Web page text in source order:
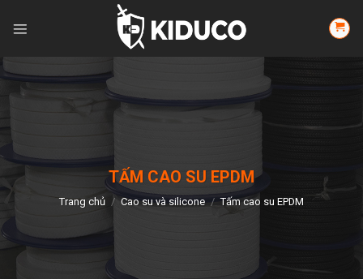
TẤM CAO SU EPDM
Trang chủ / Cao su và silicone / Tấm cao su EPDM